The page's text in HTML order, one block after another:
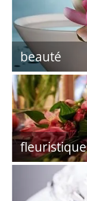
beauté
fleuristique